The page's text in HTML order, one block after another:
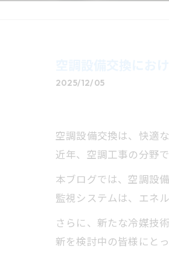
2025/12/05
空調設備交換は、快適
近年、空調工事の分野
本ブログでは、空調設
監視システムは、エネ
さらに、新たな冷媒技
新を検討中の皆様にと